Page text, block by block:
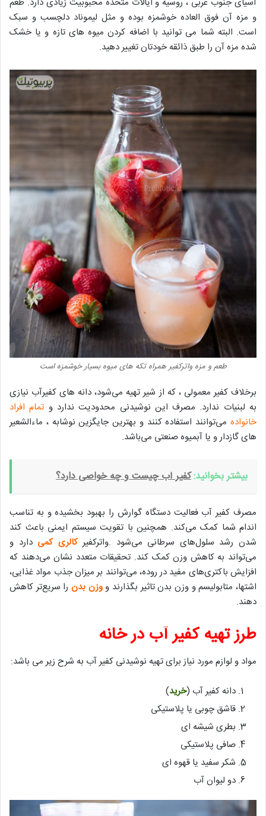
و مزه آن فوق العاده خوشمزه بوده و مثل لیموناد دلچسب و سبک
است. البته شما می توانید با اضافه کردن میوه های تازه و یا خشک
شده مزه آن را طبق ذائقه خودتان تغییر دهید.
طعم و مزه واترکفیر همراه تکه های میوه بسیار خوشمزه است
برخلاف کفیر معمولی ، که از شیر تهیه می‌شود، دانه های کفیرآب نیازی
به لبنیات ندارد. مصرف این نوشیدنی محدودیت ندارد و تمام افراد
خانواده می‌توانند استفاده کنند و بهترین جایگزین نوشابه ، ماءالشعیر
های گازدار و یا آبمیوه صنعتی می‌باشد.
بیشتر بخوانید:کفیر آب چیست و چه خواصی دارد؟
مصرف کفیر آب فعالیت دستگاه گوارش را بهبود بخشیده و به‌ تناسب
اندام شما کمک می‌کند. همچنین با تقویت سیستم ایمنی باعث کند
شدن رشد سلول‌های سرطانی می‌شود .واترکفیرکالری کمی دارد و
می‌تواند به کاهش وزن کمک کند. تحقیقات متعدد نشان می‌دهند که
افزایش باکتری‌های مفید در روده، می‌توانند بر میزان جذب مواد غذایی،
اشتها، متابولیسم و وزن بدن تاثیر بگذارند ووزن بدن را سریع‌تر کاهش
دهند.
طرز تهیه کفیر آب در خانه
مواد و لوازم مورد نیاز برای تهیه نوشیدنی کفیر آب به شرح زیر می باشد:
دانه کفیر آب (خرید)
قاشق چوبی یا پلاستیکی
بطری شیشه ای
صافی پلاستیکی
شکر سفید یا قهوه ای
دو لیوان آب